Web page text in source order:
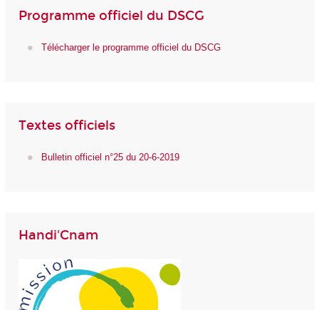
Programme officiel du DSCG
Télécharger le programme officiel du DSCG
Textes officiels
Bulletin officiel n°25 du 20-6-2019
Handi'Cnam